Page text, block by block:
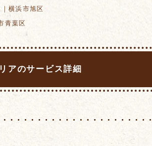
｜横浜市旭区
青葉区
アのサービス詳細